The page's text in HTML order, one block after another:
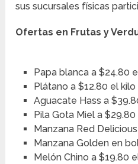
sus sucursales físicas
Ofertas en Frutas y
Papa blanca a $24.80
Plátano a $12.80 el kilo
Aguacate Hass a
Pila Gota Miel a $29.80
Manzana Red
Manzana Golden en
Melón Chino a $19.80